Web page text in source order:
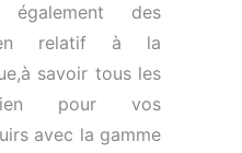
également des
relatif à la
savoir tous les
pour vos
avec la gamme